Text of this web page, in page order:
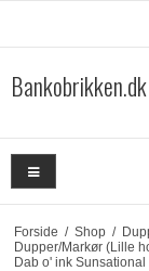
Bankobrikken.dk
Forside / Shop /
Dupper/Markør (Lille
Dab o' ink Sunsational